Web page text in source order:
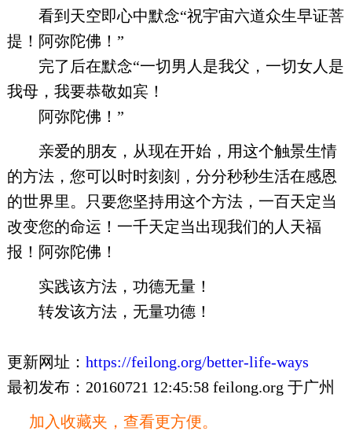
看到天空即心中默念“祝宇宙六道众生早证菩
提！阿弥陀佛！”
完了后在默念“一切男人是我父，一切女人是
我母，我要恭敬如宾！
阿弥陀佛！”
亲爱的朋友，从现在开始，用这个触景生情
的方法，您可以时时刻刻，分分秒秒生活在感恩
的世界里。只要您坚持用这个方法，一百天定当
改变您的命运！一千天定当出现我们的人天福
报！阿弥陀佛！
实践该方法，功德无量！
转发该方法，无量功德！
更新网址： https://feilong.org/better-life-ways
最初发布：20160721 12:45:58 feilong.org 于广州
加入收藏夹，查看更方便。